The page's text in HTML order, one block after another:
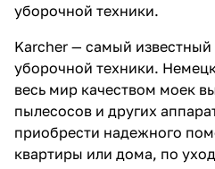
уборочной техники.
Karcher — самый
уборочной техники.
весь мир качеством моек
пылесосов и других
приобрести надежного
квартиры или дома, по